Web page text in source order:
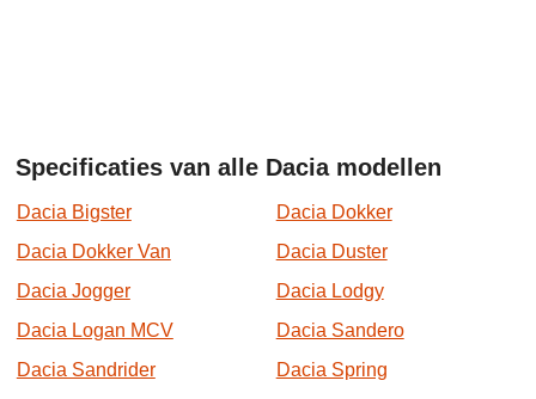
Specificaties van alle Dacia modellen
Dacia Bigster
Dacia Dokker
Dacia Dokker Van
Dacia Duster
Dacia Jogger
Dacia Lodgy
Dacia Logan MCV
Dacia Sandero
Dacia Sandrider
Dacia Spring